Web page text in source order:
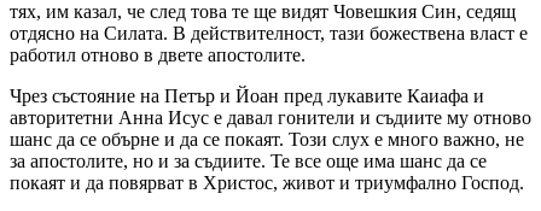
тях, им казал, че след това те ще видят Човешкия Син, седящ
отдясно на Силата. В действителност, тази божествена власт е
работил отново в двете апостолите.
Чрез състояние на Петър и Йоан пред лукавите Каиафа и
авторитетни Анна Исус е давал гонители и съдиите му отново
шанс да се обърне и да се покаят. Този слух е много важно, не
за апостолите, но и за съдиите. Те все още има шанс да се
покаят и да повярват в Христос, живот и триумфално Господ.